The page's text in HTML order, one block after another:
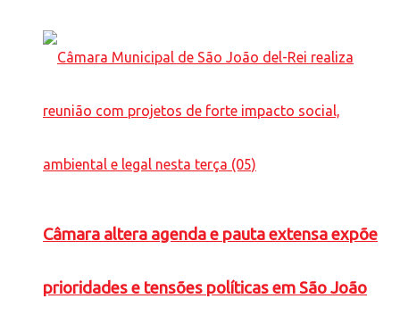
Câmara altera agenda e pauta extensa expõe
prioridades e tensões políticas em São João